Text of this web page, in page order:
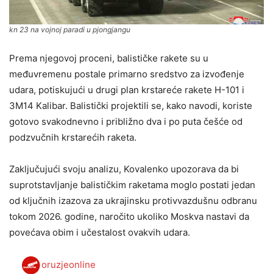
kn 23 na vojnoj paradi u pjongjangu
Prema njegovoj proceni, balističke rakete su u
međuvremenu postale primarno sredstvo za izvođenje
udara, potiskujući u drugi plan krstareće rakete H-101 i
3M14 Kalibar. Balistički projektili se, kako navodi, koriste
gotovo svakodnevno i približno dva i po puta češće od
podzvučnih krstarećih raketa.
Zaključujući svoju analizu, Kovalenko upozorava da bi
suprotstavljanje balističkim raketama moglo postati jedan
od ključnih izazova za ukrajinsku protivvazdušnu odbranu
tokom 2026. godine, naročito ukoliko Moskva nastavi da
povećava obim i učestalost ovakvih udara.
oruzjeonline